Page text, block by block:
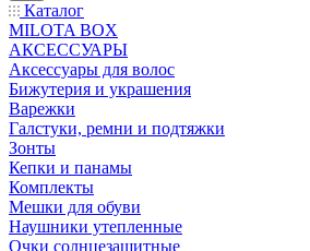
Каталог
MILOTA BOX
АКСЕССУАРЫ
Аксессуары для волос
Бижутерия и украшения
Варежки
Галстуки, ремни и подтяжки
Зонты
Кепки и панамы
Комплекты
Мешки для обуви
Наушники утепленные
Очки солнцезащитные